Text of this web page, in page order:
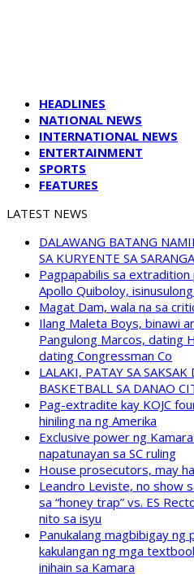
HEADLINES
NATIONAL NEWS
INTERNATIONAL NEWS
ENTERTAINMENT
SPORTS
FEATURES
LATEST NEWS
DALAWANG BATANG
SA KURYENTE SA
Pagpapabilis sa
Apollo Quiboloy,
Magat Dam, wala na sa
Ilang Maleta Boys, binawi
Pangulong Marcos, dating
dating Congressman Co
LALAKI, PATAY SA
BASKETBALL SA DANAO
Pag-extradite kay KOJC
hiniling na ng Amerika
Exclusive power ng
napatunayan sa SC ruling
House prosecutors, may
Leandro Leviste, no show
sa “honey trap” vs. ES
nito sa isyu
Panukalang magbibigay ng
kakulangan ng mga
inihain sa Kamara